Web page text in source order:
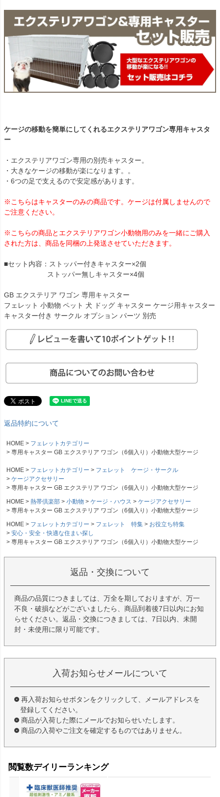
ケージの移動を簡単にしてくれるエクステリアワゴン専用キャスタ
ー
・エクステリアワゴン専用の別売キャスター。
・大きなケージの移動が楽になります。。
・6つの足で支えるので安定感があります。
※こちらはキャスターのみの商品です。ケージは付属しませんので
ご注意ください。
※こちらの商品とエクステリアワゴン小動物用のみを一緒にご購入
された方は、商品を同梱の上発送させていただきます。
■セット内容：ストッパー付きキャスター×2個
ストッパー無しキャスター×4個
GB エクステリア ワゴン 専用キャスター
フェレット 小動物 ペット 犬 ドッグ キャスター ケージ用キャスター
キャスター付き サークル オプション パーツ 別売
返品特約について
HOME
フェレットカテゴリー
専用キャスター GB エクステリア ワゴン（6個入り）小動物大型ケージ
HOME フェレットカテゴリー
フェレット ケージ・サークル
ケージアクセサリー
専用キャスター GB エクステリア ワゴン（6個入り）小動物大型ケージ
HOME
熱帯倶楽部 小動物 ケージ・ハウス
ケージアクセサリー
専用キャスター GB エクステリア ワゴン（6個入り）小動物大型ケージ
HOME
フェレットカテゴリー フェレット 特集
お役立ち特集
安心・安全・快適な住まい探し
専用キャスター GB エクステリア ワゴン（6個入り）小動物大型ケージ
返品・交換について
商品の品質につきましては、万全を期しておりますが、万一
不良・破損などがございましたら、商品到着後7日以内にお知
らせください。返品・交換につきましては、7日以内、未開
封・未使用に限り可能です。
入荷お知らせメールについて
再入荷お知らせボタンをクリックして、メールアドレスを
登録してください。
商品が入荷した際にメールでお知らせいたします。
商品の入荷やご注文を確定するものではありません。
閲覧数デイリーランキング